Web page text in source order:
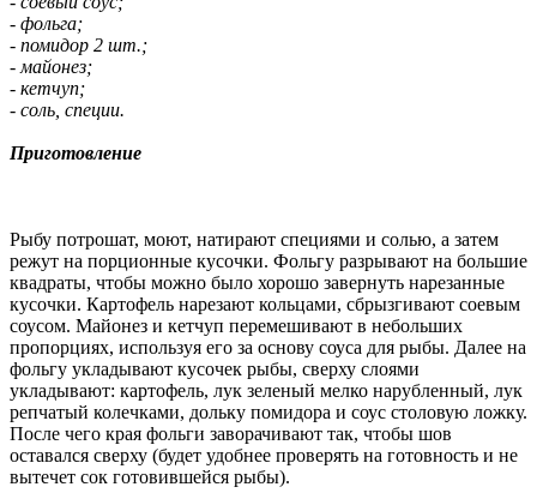
- фольга;
- помидор 2 шт.;
- майонез;
- кетчуп;
- соль, специи.
Приготовление
Рыбу потрошат, моют, натирают специями и солью, а затем
режут на порционные кусочки. Фольгу разрывают на большие
квадраты, чтобы можно было хорошо завернуть нарезанные
кусочки. Картофель нарезают кольцами, сбрызгивают соевым
соусом. Майонез и кетчуп перемешивают в небольших
пропорциях, используя его за основу соуса для рыбы. Далее на
фольгу укладывают кусочек рыбы, сверху слоями
укладывают: картофель, лук зеленый мелко нарубленный, лук
репчатый колечками, дольку помидора и соус столовую ложку.
После чего края фольги заворачивают так, чтобы шов
оставался сверху (будет удобнее проверять на готовность и не
вытечет сок готовившейся рыбы).